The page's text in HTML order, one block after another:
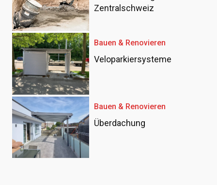
Zentralschweiz
Bauen & Renovieren
Veloparkiersysteme
Bauen & Renovieren
Überdachung